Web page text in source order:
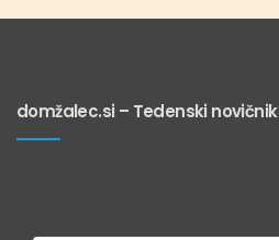
domžalec.si – Tedenski novičnik